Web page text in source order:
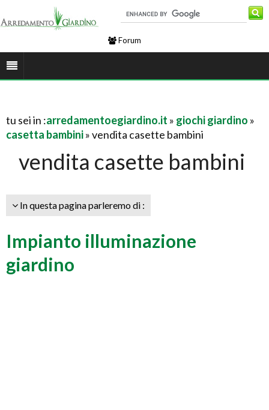
Forum
tu sei in :arredamentoegiardino.it » giochi giardino »
casetta bambini» vendita casette bambini
vendita casette bambini
In questa pagina parleremo di :
Impianto illuminazione
giardino